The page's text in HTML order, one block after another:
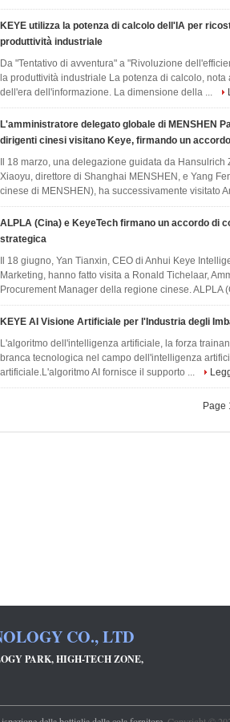
KEYE utilizza la potenza di calcolo dell'IA per
produttività industriale
Da "Tentativo di avventura" a "Rivoluzione
la produttività industriale La potenza di calcolo,
dell'era dell'informazione. La dimensione della ...
L'amministratore delegato globale di MENSHEN
dirigenti cinesi visitano Keye, firmando un
Il 18 marzo, una delegazione guidata da
Xiaoyu, direttore di Shanghai MENSHEN, e Yang
cinese di MENSHEN), ha successivamente visitato
ALPLA (Cina) e KeyeTech firmano un accordo di
strategica
Il 18 giugno, Yan Tianxin, CEO di Anhui Keye
Marketing, hanno fatto visita a Ronald Tichelaar,
Procurement Manager della regione cinese. ALPLA
KEYE AI Visione Artificiale per l'Industria degli
L'algoritmo dell'intelligenza artificiale, la forza
branca tecnologica nel campo dell'intelligenza
artificiale.L'algoritmo AI fornisce il supporto ...
Page
CO., LTD
PARK, HIGH-TECH ZONE,